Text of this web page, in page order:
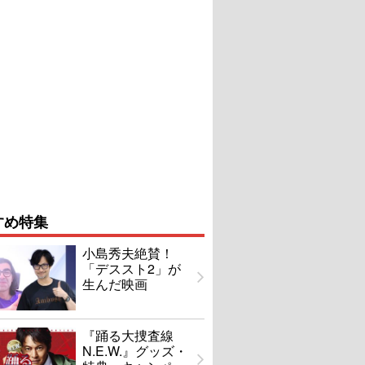
特集
小島秀夫絶賛！
「デススト2」が
生んだ映画
『踊る大捜査線
N.E.W.』グッズ・